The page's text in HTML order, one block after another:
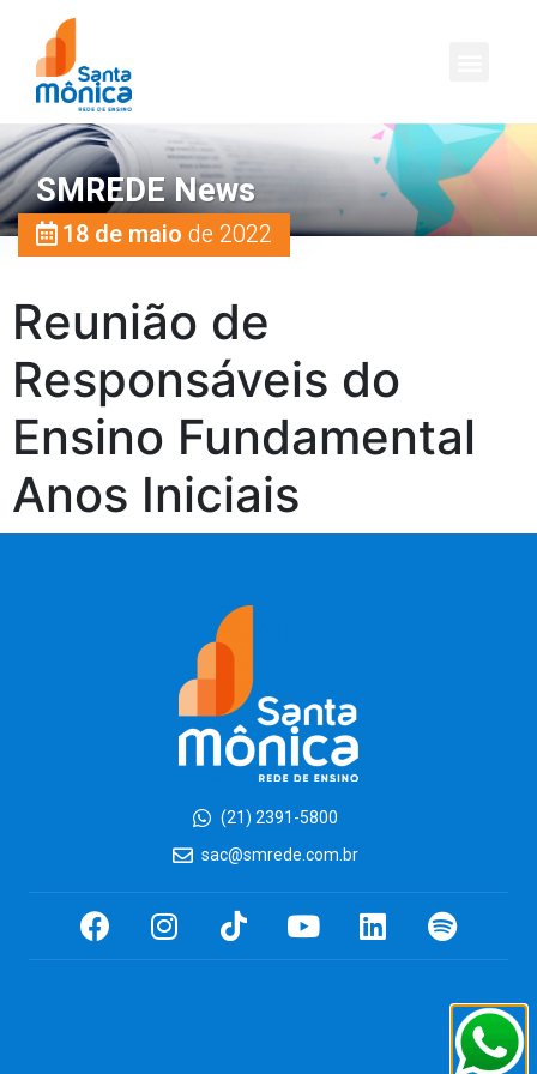
SMREDE News
18 de maio de 2022
Reunião de
Responsáveis do
Ensino Fundamental
Anos Iniciais
(21) 2391-5800
sac@smrede.com.br